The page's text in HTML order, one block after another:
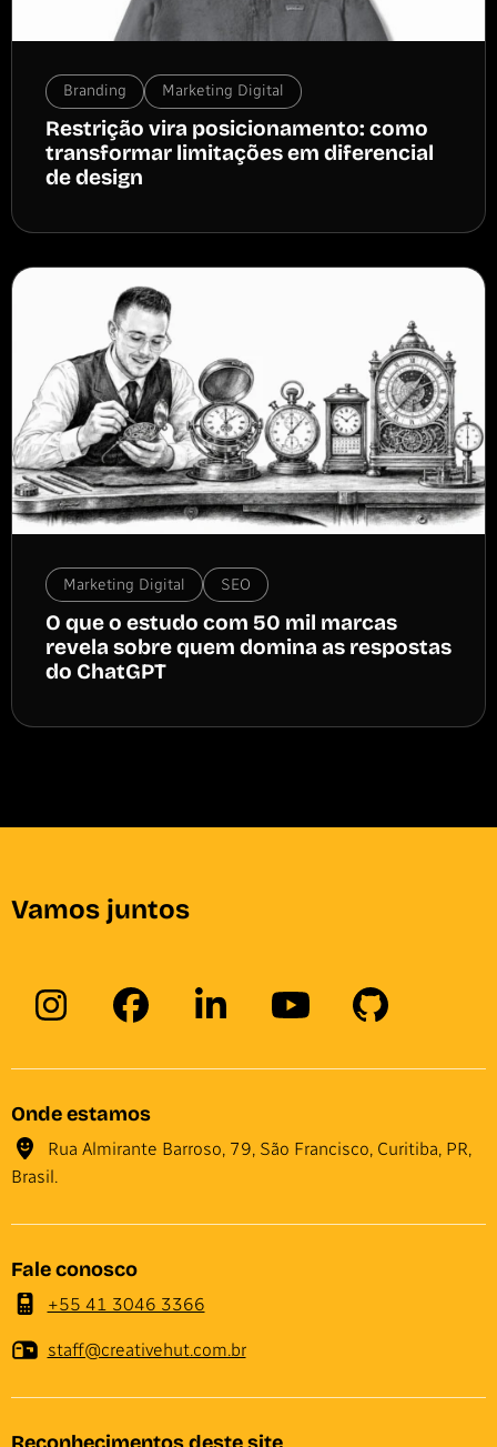
Branding Marketing Digital
Restrição vira posicionamento: como
transformar limitações em diferencial
de design
Marketing Digital SEO
O que o estudo com 50 mil marcas
revela sobre quem domina as respostas
do ChatGPT
Vamos juntos
Onde estamos
Rua Almirante Barroso, 79, São Francisco, Curitiba, PR,
Brasil.
Fale conosco
+55 41 3046 3366
staff@creativehut.com.br